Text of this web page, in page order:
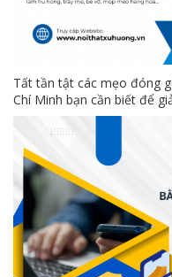
Tất tần tật các mẹo đóng
Chí Minh bạn cần biết để